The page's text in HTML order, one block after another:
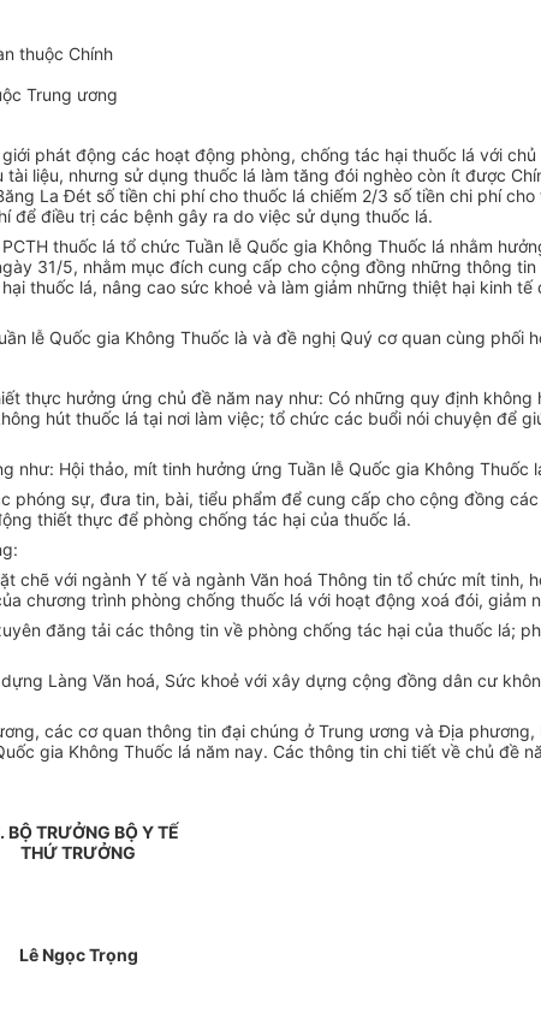
thuộc Chính
Trung ương
phát động các hoạt động phòng, chống tác hại thuốc lá với chủ
liệu, nhưng sử dụng thuốc lá làm tăng đói nghèo còn ít được
La Đét số tiền chi phí cho thuốc lá chiếm 2/3 số tiền chi phí
để điều trị các bệnh gây ra do việc sử dụng thuốc lá.
thuốc lá tổ chức Tuần lễ Quốc gia Không Thuốc lá nhằm
31/5, nhằm mục đích cung cấp cho cộng đồng những thông
thuốc lá, nâng cao sức khoẻ và làm giảm những thiệt hại kinh
lễ Quốc gia Không Thuốc là và đề nghị Quý cơ quan cùng phối
thực hưởng ứng chủ đề năm nay như: Có những quy định
hút thuốc lá tại nơi làm việc; tổ chức các buổi nói chuyện để
Hội thảo, mít tinh hưởng ứng Tuần lễ Quốc gia Không Thuốc
sự, đưa tin, bài, tiểu phẩm để cung cấp cho cộng đồng
thiết thực để phòng chống tác hại của thuốc lá.
chẽ với ngành Y tế và ngành Văn hoá Thông tin tổ chức mít
chương trình phòng chống thuốc lá với hoạt động xoá đói, giảm
đăng tải các thông tin về phòng chống tác hại của thuốc lá;
Làng Văn hoá, Sức khoẻ với xây dựng cộng đồng dân cư
các cơ quan thông tin đại chúng ở Trung ương và Địa
gia Không Thuốc lá năm nay. Các thông tin chi tiết về chủ đề
BỘ TRƯỞNG BỘ Y TẾ
THỨ TRƯỞNG
Lê Ngọc Trọng